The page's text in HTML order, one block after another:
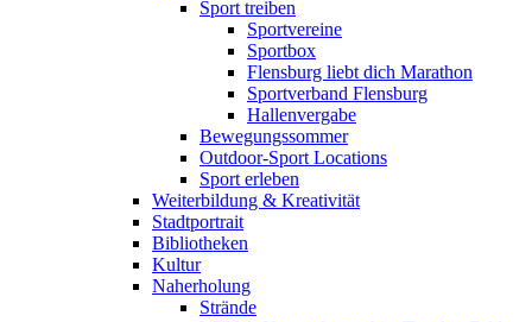
Sport treiben
Sportvereine
Sportbox
Flensburg liebt dich Marathon
Sportverband Flensburg
Hallenvergabe
Bewegungssommer
Outdoor-Sport Locations
Sport erleben
Weiterbildung & Kreativität
Stadtportrait
Bibliotheken
Kultur
Naherholung
Strände